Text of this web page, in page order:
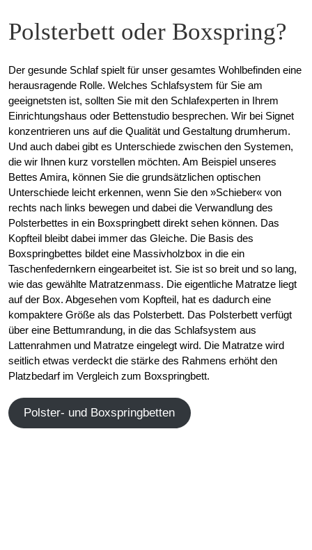
Polsterbett oder Boxspring?
Der gesunde Schlaf spielt für unser gesamtes Wohlbefinden eine
herausragende Rolle. Welches Schlafsystem für Sie am
geeignetsten ist, sollten Sie mit den Schlafexperten in Ihrem
Einrichtungshaus oder Bettenstudio besprechen. Wir bei Signet
konzentrieren uns auf die Qualität und Gestaltung drumherum.
Und auch dabei gibt es Unterschiede zwischen den Systemen,
die wir Ihnen kurz vorstellen möchten. Am Beispiel unseres
Bettes Amira, können Sie die grundsätzlichen optischen
Unterschiede leicht erkennen, wenn Sie den »Schieber« von
rechts nach links bewegen und dabei die Verwandlung des
Polsterbettes in ein Boxspringbett direkt sehen können. Das
Kopfteil bleibt dabei immer das Gleiche. Die Basis des
Boxspringbettes bildet eine Massivholzbox in die ein
Taschenfedernkern eingearbeitet ist. Sie ist so breit und so lang,
wie das gewählte Matratzenmass. Die eigentliche Matratze liegt
auf der Box. Abgesehen vom Kopfteil, hat es dadurch eine
kompaktere Größe als das Polsterbett. Das Polsterbett verfügt
über eine Bettumrandung, in die das Schlafsystem aus
Lattenrahmen und Matratze eingelegt wird. Die Matratze wird
seitlich etwas verdeckt die stärke des Rahmens erhöht den
Platzbedarf im Vergleich zum Boxspringbett.
Polster- und Boxspringbetten